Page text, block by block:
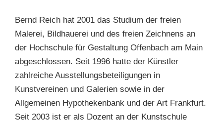
Bernd Reich hat 2001 das Studium der freien
Malerei, Bildhauerei und des freien Zeichnens an
der Hochschule für Gestaltung Offenbach am Main
abgeschlossen. Seit 1996 hatte der Künstler
zahlreiche Ausstellungsbeteiligungen in
Kunstvereinen und Galerien sowie in der
Allgemeinen Hypothekenbank und der Art Frankfurt.
Seit 2003 ist er als Dozent an der Kunstschule